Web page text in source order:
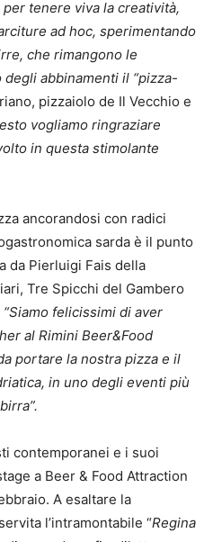
per tenere viva la creatività,
ad hoc, sperimentando
che rimangono le
abbinamenti il “pizza-
pizzaiolo de Il Vecchio e
vogliamo ringraziare
in questa stimolante
ancorandosi con radici
sarda è il punto
da Pierluigi Fais della
Tre Spicchi del Gambero
“Siamo felicissimi di aver
al Rimini Beer&Food
portare la nostra pizza e il
in uno degli eventi più
contemporanei e i suoi
a Beer & Food Attraction
A esaltare la
l’intramontabile “Regina